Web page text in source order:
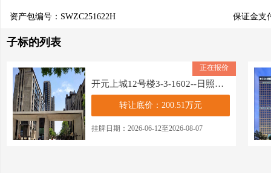
资产包编号：SWZC251622H 保证金支
子标的列表
开元上城12号楼3-3-1602--日照港集团岚山港务有限公司所属兰山区开元上城2套房地产
转让底价：200.51万元
挂牌日期：2026-06-12至2026-08-07
正在报价